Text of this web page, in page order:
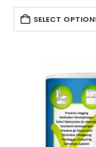
SELECT